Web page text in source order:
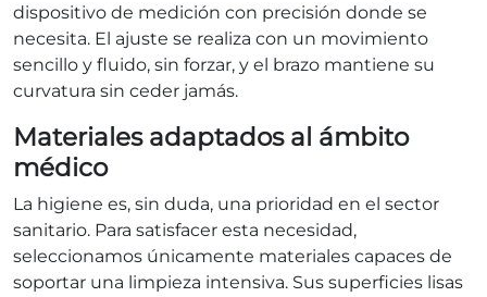
dispositivo de medición con precisión donde se
necesita. El ajuste se realiza con un movimiento
sencillo y fluido, sin forzar, y el brazo mantiene su
curvatura sin ceder jamás.
Materiales adaptados al ámbito
médico
La higiene es, sin duda, una prioridad en el sector
sanitario. Para satisfacer esta necesidad,
seleccionamos únicamente materiales capaces de
soportar una limpieza intensiva. Sus superficies lisas